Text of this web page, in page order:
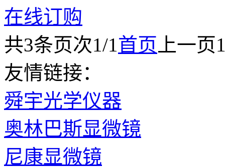
在线订购
共3条页次1/1首页 上一页
友情链接：
舜宇光学仪器
奥林巴斯显微镜
尼康显微镜